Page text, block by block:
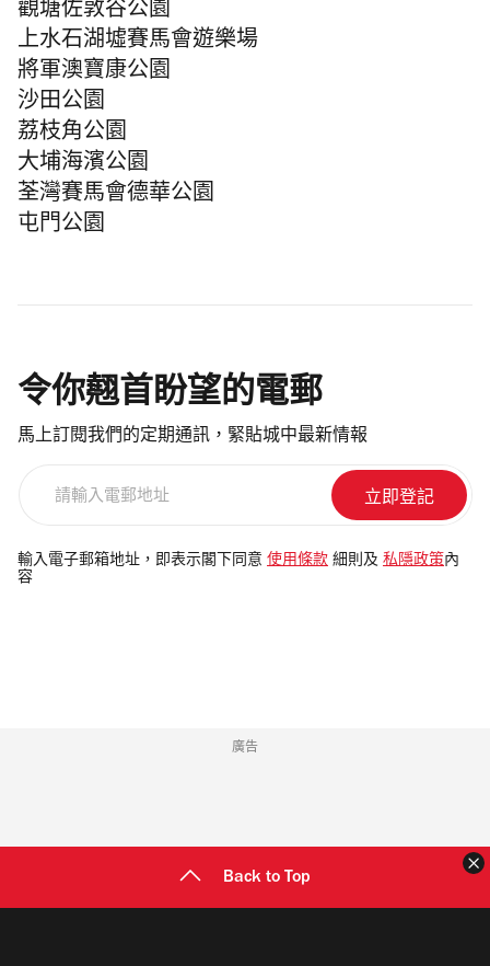
觀塘佐敦谷公園
上水石湖墟賽馬會遊樂場
將軍澳寶康公園
沙田公園
荔枝角公園
大埔海濱公園
荃灣賽馬會德華公園
屯門公園
令你翹首盼望的電郵
馬上訂閱我們的定期通訊，緊貼城中最新情報
電
郵
輸入電子郵箱地址，即表示閣下同意 使用條款 細則及 私隱政策 內
容
廣告
Back to Top